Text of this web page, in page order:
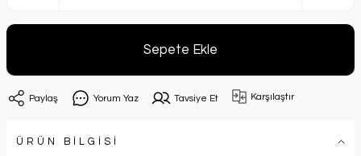
Sepete Ekle
Paylaş Yorum Yaz Tavsiye Et Karşılaştır
ÜRÜN BİLGİSİ